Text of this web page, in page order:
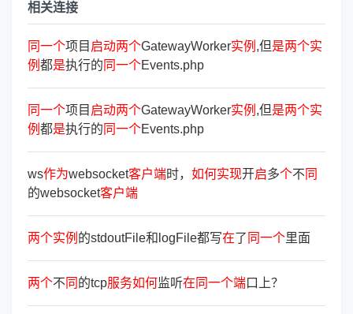
相关连接
同一个项目 启动两个GatewayWorker实例 ,但是两个实
例 都是执行的 同一个Events.php
同一个项目 启动两个GatewayWorker实例 ,但是两个实
例 都是执行的 同一个Events.php
ws作为websocket客户端时， 如何实现开启多个不 同
的websocket客户端
两个实例 的stdoutFile和logFile都写在了 同一个里面
两个不 同 的tcp服务如何监听在 同一个端口上？